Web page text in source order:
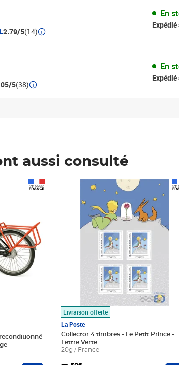
2.79/5(14)
En
5(38)
En
aussi consulté
Livraison offerte
La Poste
Collector 4 timbres - Le Petit Prince -
Lettre Verte
20g / France
Prix 7,50€